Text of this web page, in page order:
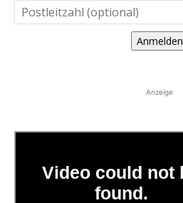
Anmelden
Anzeige